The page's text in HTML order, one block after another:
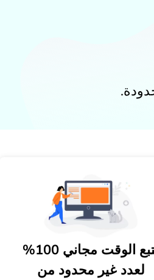
تتبع الوقت مجاني 100%
لعدد غير محدود من